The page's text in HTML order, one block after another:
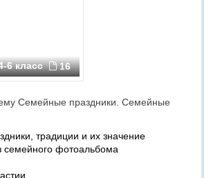
6 класс 16
Семейные праздники. Семейные
традиции и их значение
семейного фотоальбома